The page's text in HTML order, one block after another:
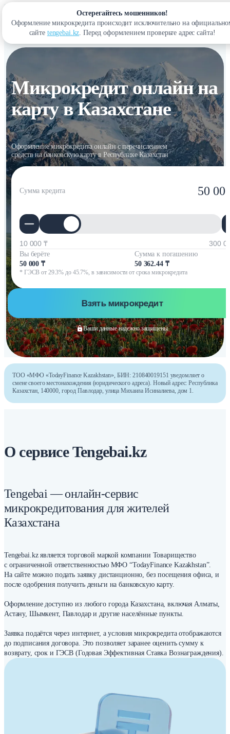
Остерегайтесь мошенников!
Оформление микрокредита происходит исключительно на
сайте tengebai.kz. Перед оформлением проверьте адрес сайта!
Войти
Микрокредит онлайн на
карту в Казахстане
Оформление микрокредита онлайн с перечислением
средств на банковскую карту в Республике Казахстан
Сумма кредита 50
10 000 ₸ 300
Вы берёте
50 000 ₸
Сумма к погашению
50 362.44 ₸
* ГЭСВ от 29.3% до 45.7%, в зависимости от срока микрокредита
Взять микрокредит
Ваши данные надежно защищены
ТОО «МФО «TodayFinance Kazakhstan», БИН: 210840019151 уведомляет о
смене своего местонахождения (юридического адреса). Новый адрес: Республика
Казахстан, 140000, город Павлодар, улица Михаила Исиналиева, дом 1.
О сервисе Tengebai.kz
Tengebai — онлайн-сервис
микрокредитования для жителей
Казахстана
Tengebai.kz является торговой маркой компании Товарищество
с ограниченной ответственностью МФО “TodayFinance Kazakhstan”.
На сайте можно подать заявку дистанционно, без посещения офиса, и
после одобрения получить деньги на банковскую карту.
Оформление доступно из любого города Казахстана, включая Алматы,
Астану, Шымкент, Павлодар и другие населённые пункты.
Заявка подаётся через интернет, а условия микрокредита отображаются
до подписания договора. Это позволяет заранее оценить сумму к
возврату, срок и ГЭСВ (Годовая Эффективная Ставка Вознаграждения).